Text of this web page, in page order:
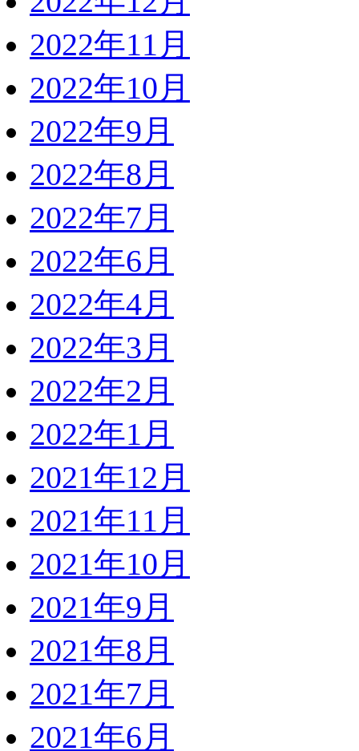
2022年11月
2022年10月
2022年9月
2022年8月
2022年7月
2022年6月
2022年4月
2022年3月
2022年2月
2022年1月
2021年12月
2021年11月
2021年10月
2021年9月
2021年8月
2021年7月
2021年6月